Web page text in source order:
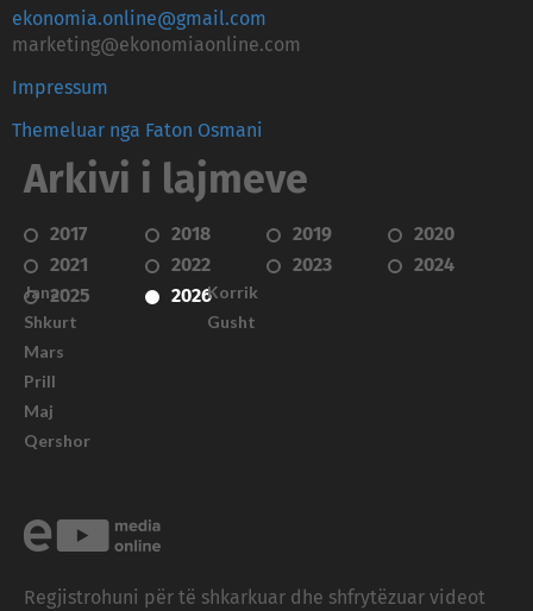
ekonomia.online@gmail.com
marketing@ekonomiaonline.com
Impressum
Themeluar nga Faton Osmani
Arkivi i lajmeve
2017 2018 2019
2020
2021
2022 2023
2024
2025
2026
Janar
Shkurt
Mars
Prill
Maj
Qershor
Korrik
Gusht
Regjistrohuni për të shkarkuar dhe shfrytëzuar videot